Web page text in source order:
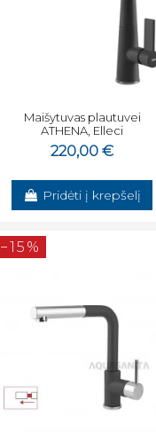
Maišytuvas plautuvei
ATHENA, Elleci
220,00 €
Pridėti į krepšelį
−15%